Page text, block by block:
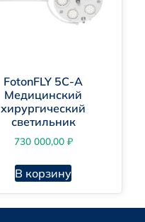
FotonFLY 5С-A
Медицинский
хирургический
светильник
730 000,00 ₽
В корзину